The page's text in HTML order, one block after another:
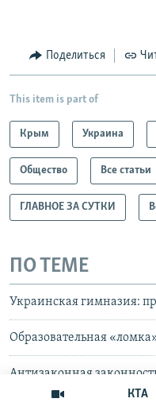
КТА
Поделиться
This item is part of
Крым Украина
Общество Все статьи
ГЛАВНОЕ ЗА СУТКИ
ПО ТЕМЕ
Украинская гимназия:
Образовательная
Антизаконная
появился российский флаг